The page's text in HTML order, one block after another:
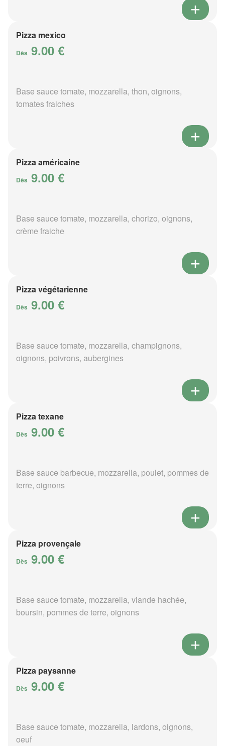
Pizza mexico
Dès 9.00 €
Base sauce tomate, mozzarella, thon, oignons,
tomates fraiches
Pizza américaine
Dès 9.00 €
Base sauce tomate, mozzarella, chorizo, oignons,
crème fraiche
Pizza végétarienne
Dès 9.00 €
Base sauce tomate, mozzarella, champignons,
oignons, poivrons, aubergines
Pizza texane
Dès 9.00 €
Base sauce barbecue, mozzarella, poulet, pommes de
terre, oignons
Pizza provençale
Dès 9.00 €
Base sauce tomate, mozzarella, viande hachée,
boursin, pommes de terre, oignons
Pizza paysanne
Dès 9.00 €
Base sauce tomate, mozzarella, lardons, oignons,
oeuf